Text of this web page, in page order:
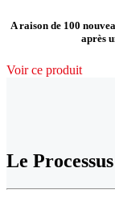
A raison de 100
après
Voir ce produit
Le